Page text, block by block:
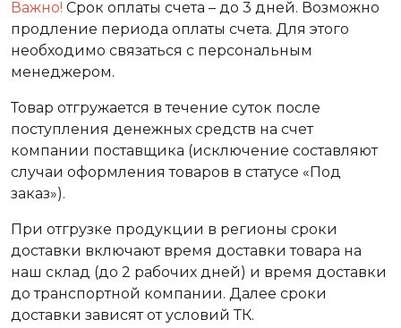
Важно! Срок оплаты счета – до 3 дней. Возможно
продление периода оплаты счета. Для этого
необходимо связаться с персональным
менеджером.
Товар отгружается в течение суток после
поступления денежных средств на счет
компании поставщика (исключение составляют
случаи оформления товаров в статусе «Под
заказ»).
При отгрузке продукции в регионы сроки
доставки включают время доставки товара на
наш склад (до 2 рабочих дней) и время доставки
до транспортной компании. Далее сроки
доставки зависят от условий ТК.